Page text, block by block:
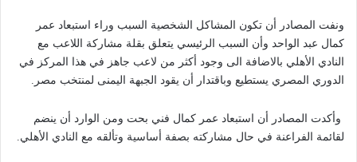
‏ونفت المصادر أن تكون المشاكل الشخصية السبب وراء استبعاد عمر
كمال عبد الواحد وأن السبب الرئيسي يتعلق بقلة مشاركة اللاعب مع
النادي الأهلي بالاضافة الى وجود أكثر من لاعب جاهز في هذا المركز في
الدوري المصري يستطيع وباقتدار أن يقود الجبهة اليمنى لمنتخب مصر.
‏ وأكدت المصادر أن استبعاد عمر كمال فني بحت ومن الوارد أن ينضم
لقائمة الفراعنة في حال مشاركته بصفة أساسية وتألقه مع النادي الأهلي.